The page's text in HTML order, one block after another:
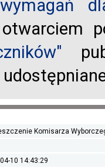
Komisarza
10 14:43:29